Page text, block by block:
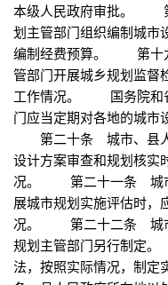
本级人民政府审批。
划主管部门组织编制城市
编制经费预算。 第十
管部门开展城乡规划监督
工作情况。 国务院和省
门应当定期对各地的城市
第二十条 城市、县人
设计方案审查和规划核实
况。 第二十一条 城市
展城市规划实施评估时，
况。 第二十二条 城市
规划主管部门另行制
法，按照实际情况，制